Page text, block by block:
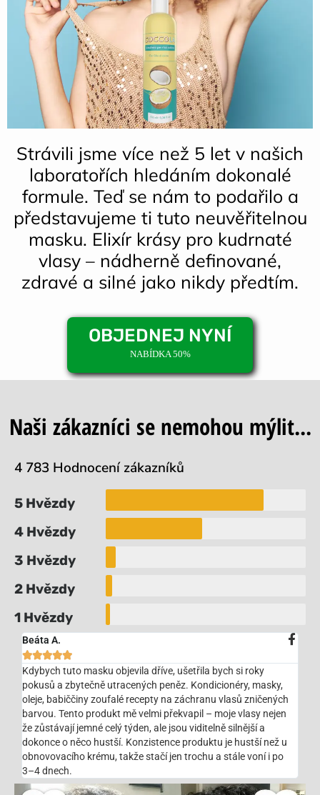
Strávili jsme více než 5 let v našich
laboratořích hledáním dokonalé
formule. Teď se nám to podařilo a
představujeme ti tuto neuvěřitelnou
masku. Elixír krásy pro kudrnaté
vlasy – nádherně definované,
zdravé a silné jako nikdy předtím.
OBJEDNEJ NYNÍ
NABÍDKA 50%
Naši zákazníci se nemohou mýlit...
4 783 Hodnocení zákazníků
5 Hvězdy
4 Hvězdy
3 Hvězdy
2 Hvězdy
1 Hvězdy
Beáta A.

Kdybych tuto masku objevila dříve, ušetřila bych si roky
pokusů a zbytečně utracených peněz. Kondicionéry, masky,
oleje, babiččiny zoufalé recepty na záchranu vlasů zničených
barvou. Tento produkt mě velmi překvapil – moje vlasy nejen
že zůstávají jemné celý týden, ale jsou viditelně silnější a
dokonce o něco hustší. Konzistence produktu je hustší než u
obnovovacího krému, takže stačí jen trochu a stále voní i po
3–4 dnech.